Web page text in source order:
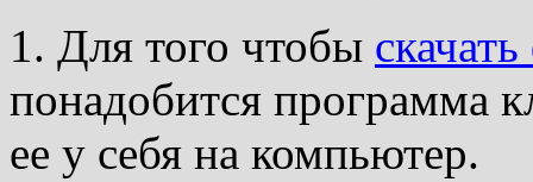
1. Для того чтобы
понадобится программа
ее у себя на компьютер.